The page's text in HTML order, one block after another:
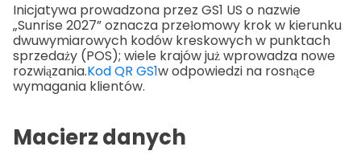
Inicjatywa prowadzona przez GS1 US o nazwie
„Sunrise 2027” oznacza przełomowy krok w kierunku
dwuwymiarowych kodów kreskowych w punktach
sprzedaży (POS); wiele krajów już wprowadza nowe
rozwiązania.Kod QR GS1w odpowiedzi na rosnące
wymagania klientów.
Macierz danych